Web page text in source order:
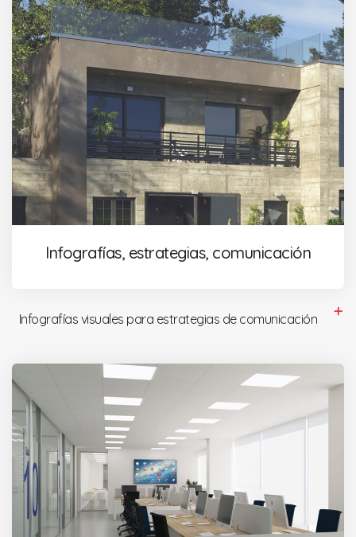
Infografías, estrategias, comunicación
Infografías visuales para estrategias de comunicación